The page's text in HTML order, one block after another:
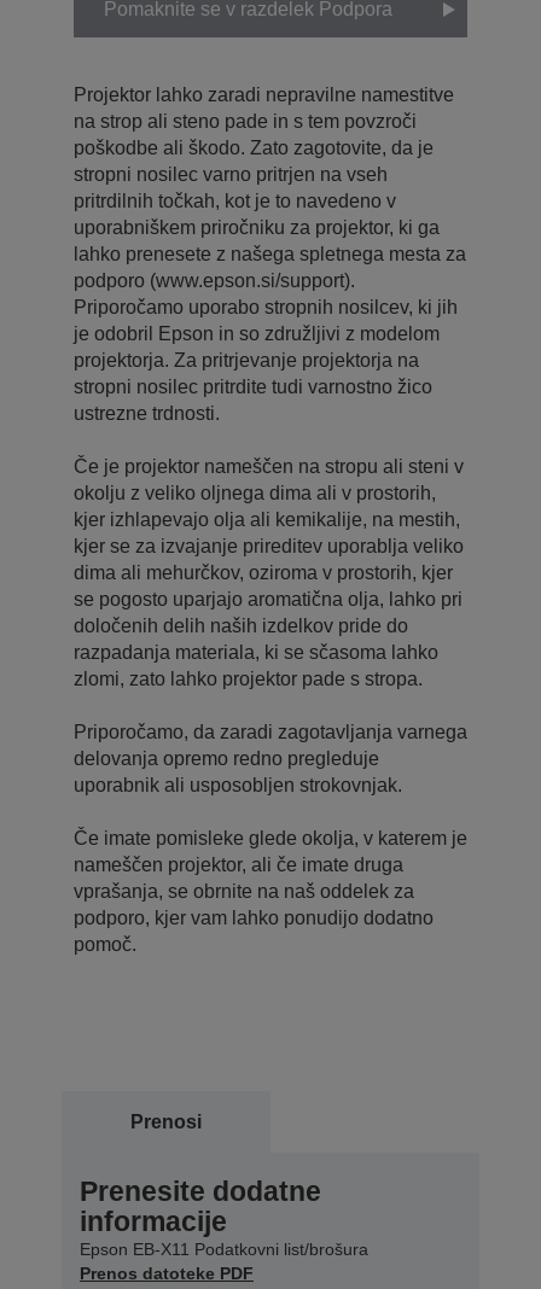
Pomaknite se v razdelek Podpora
Projektor lahko zaradi nepravilne namestitve
na strop ali steno pade in s tem povzroči
poškodbe ali škodo. Zato zagotovite, da je
stropni nosilec varno pritrjen na vseh
pritrdilnih točkah, kot je to navedeno v
uporabniškem priročniku za projektor, ki ga
lahko prenesete z našega spletnega mesta za
podporo (www.epson.si/support).
Priporočamo uporabo stropnih nosilcev, ki jih
je odobril Epson in so združljivi z modelom
projektorja. Za pritrjevanje projektorja na
stropni nosilec pritrdite tudi varnostno žico
ustrezne trdnosti.
Če je projektor nameščen na stropu ali steni v
okolju z veliko oljnega dima ali v prostorih,
kjer izhlapevajo olja ali kemikalije, na mestih,
kjer se za izvajanje prireditev uporablja veliko
dima ali mehurčkov, oziroma v prostorih, kjer
se pogosto uparjajo aromatična olja, lahko pri
določenih delih naših izdelkov pride do
razpadanja materiala, ki se sčasoma lahko
zlomi, zato lahko projektor pade s stropa.
Priporočamo, da zaradi zagotavljanja varnega
delovanja opremo redno pregleduje
uporabnik ali usposobljen strokovnjak.
Če imate pomisleke glede okolja, v katerem je
nameščen projektor, ali če imate druga
vprašanja, se obrnite na naš oddelek za
podporo, kjer vam lahko ponudijo dodatno
pomoč.
Prenosi
Prenesite dodatne
informacije
Epson EB-X11 Podatkovni list/brošura
Prenos datoteke PDF